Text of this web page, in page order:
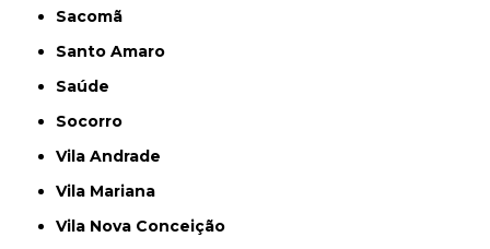
Sacomã
Santo Amaro
Saúde
Socorro
Vila Andrade
Vila Mariana
Vila Nova Conceição